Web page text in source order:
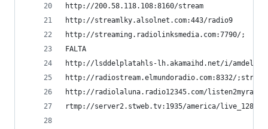
http://200.58.118.108:8160/stream
http://streamlky.alsolnet.com:443/radio9
http://
FALTA
http://lsddelplatahls-lh.akamaihd.net/i/
http://
http://radiolaluna.radio12345.com/
rtmp://server2.stweb.tv:1935/america/